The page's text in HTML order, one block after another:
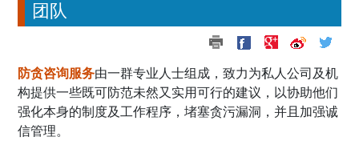
团队
防贪咨询服务由一群专业人士组成，致力为私人公司及机
构提供一些既可防范未然又实用可行的建议，以协助他们
强化本身的制度及工作程序，堵塞贪污漏洞，并且加强诚
信管理。